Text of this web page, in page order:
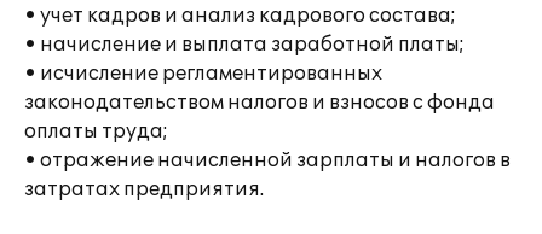
• учет кадров и анализ кадрового состава;
• начисление и выплата заработной платы;
• исчисление регламентированных
законодательством налогов и взносов с фонда
оплаты труда;
• отражение начисленной зарплаты и налогов в
затратах предприятия.